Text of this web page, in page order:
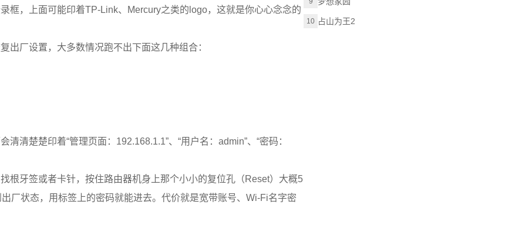
框，上面可能印着TP-Link、Mercury之类的logo，这就是你心心念念的
出厂设置，大多数情况跑不出下面这几种组合：
清楚楚印着“管理页面：192.168.1.1”、“用户名：admin”、“密码：
根牙签或者卡针，按住路由器机身上那个小小的复位孔（Reset）大概5
厂状态，用标签上的密码就能进去。代价就是宽带账号、Wi-Fi名字密
10 占山为王2